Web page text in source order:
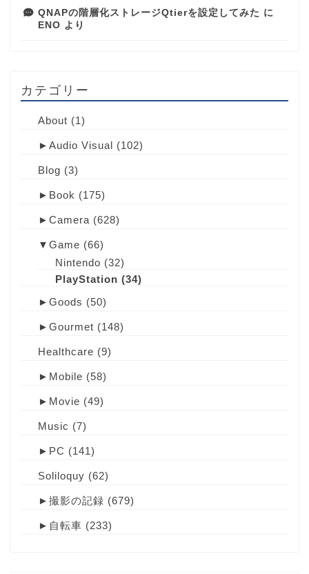
QNAPの階層化ストレージQtierを設定してみた に
ENO より
カテゴリー
About (1)
► Audio Visual (102)
Blog (3)
► Book (175)
► Camera (628)
▼ Game (66)
Nintendo (32)
PlayStation (34)
► Goods (50)
► Gourmet (148)
Healthcare (9)
► Mobile (58)
► Movie (49)
Music (7)
► PC (141)
Soliloquy (62)
► 撮影の記録 (679)
► 自転車 (233)